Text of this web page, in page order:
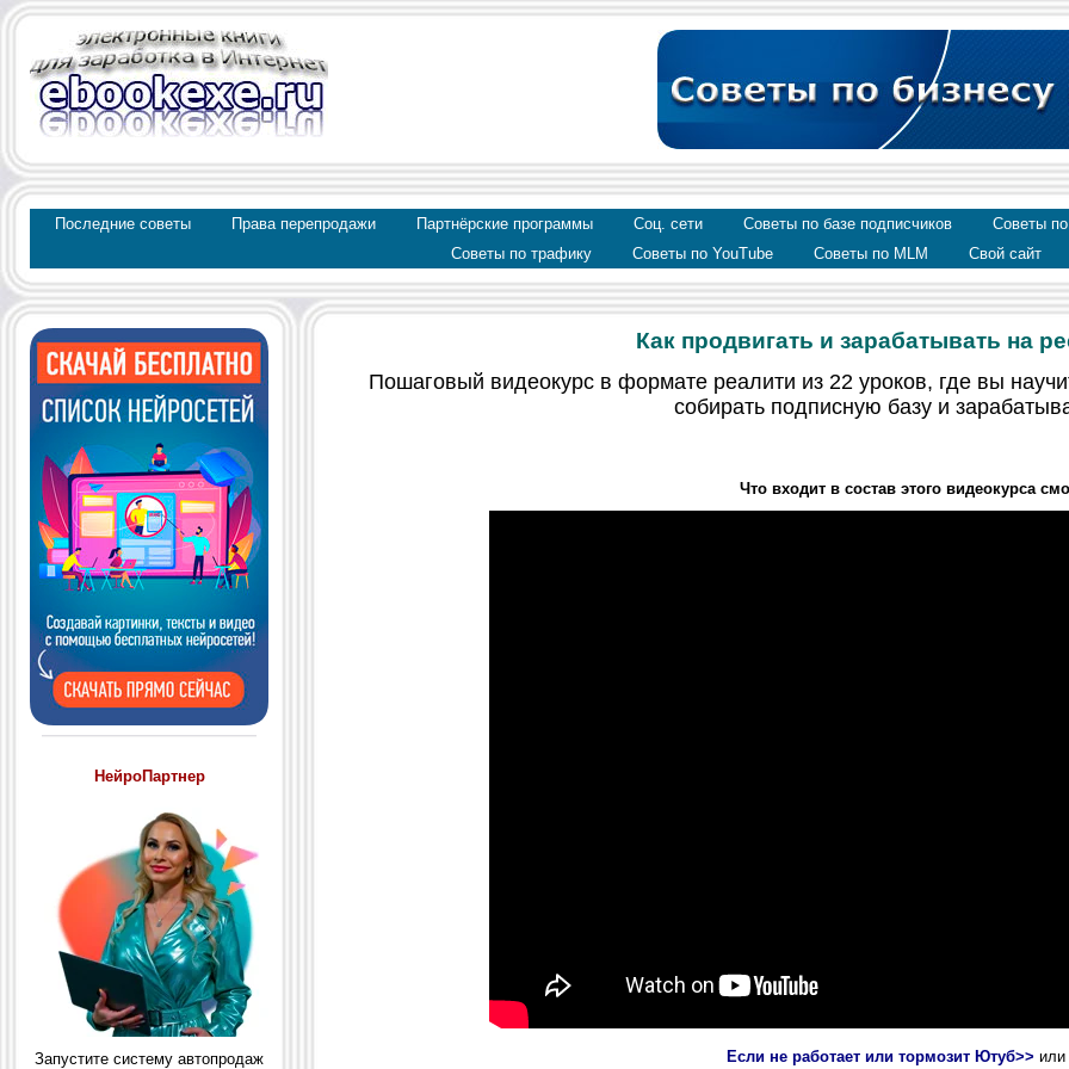
Последние советы Права перепродажи Партнёрские программы Соц. сети Советы по базе подписчиков Советы
Советы по трафику
Советы по YouTube Советы по MLM Свой сайт
НейроПартнер
Запустите систему автопродаж
Как продвигать и зарабатывать на
Пошаговый видеокурс в формате реалити из 22 уроков, где вы
собирать подписную базу и
Что входит в состав этого видеокурса
Если не работает или тормозит Ютуб>> или